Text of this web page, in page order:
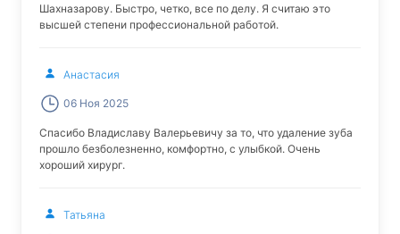
Шахназарову. Быстро, четко, все по делу. Я считаю это
высшей степени профессиональной работой.
Анастасия
06 Ноя 2025
Спасибо Владиславу Валерьевичу за то, что удаление зуба
прошло безболезненно, комфортно, с улыбкой. Очень
хороший хирург.
Татьяна